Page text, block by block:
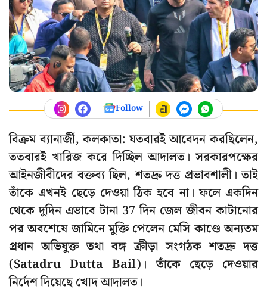
Follow
বিক্রম ব্যানার্জী, কলকাতা: যতবারই আবেদন করছিলেন,
ততবারই খারিজ করে দিচ্ছিল আদালত। সরকারপক্ষের
আইনজীবীদের বক্তব্য ছিল, শতদ্রু দত্ত প্রভাবশালী। তাই
তাঁকে এখনই ছেড়ে দেওয়া ঠিক হবে না। ফলে একদিন
থেকে দুদিন এভাবে টানা 37 দিন জেল জীবন কাটানোর
পর অবশেষে জামিনে মুক্তি পেলেন মেসি কাণ্ডে অন্যতম
প্রধান অভিযুক্ত তথা বঙ্গ ক্রীড়া সংগঠক শতদ্রু দত্ত
(Satadru Dutta Bail)। তাঁকে ছেড়ে দেওয়ার
নির্দেশ দিয়েছে খোদ আদালত।